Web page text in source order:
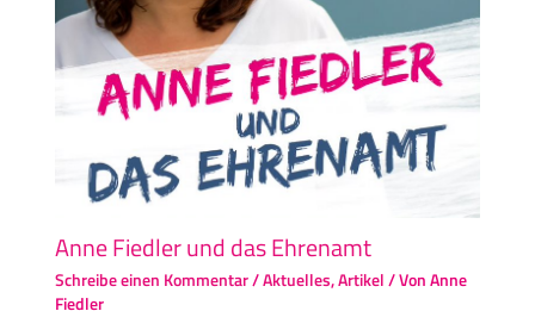
Anne Fiedler und das Ehrenamt
Schreibe einen Kommentar/Aktuelles,Artikel/ VonAnne
Fiedler